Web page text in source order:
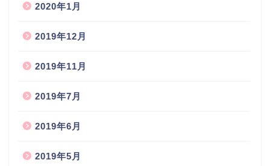
2020年1月
2019年12月
2019年11月
2019年7月
2019年6月
2019年5月